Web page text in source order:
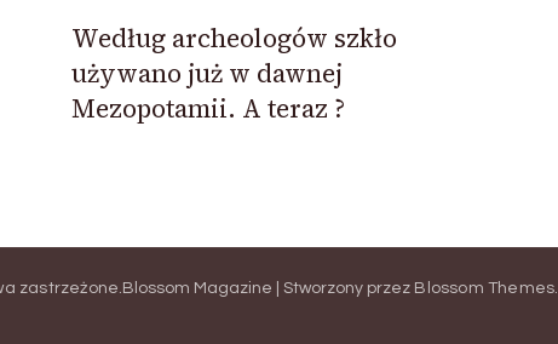
Według archeologów szkło
używano już w dawnej
Mezopotamii. A teraz ?
zastrzeżone. Blossom Magazine | Stworzony przez Blossom Themes.